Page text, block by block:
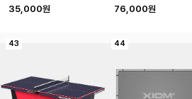
35,000원
76,000원
43 44